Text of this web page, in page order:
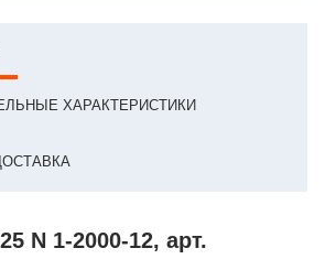
ХАРАКТЕРИСТИКИ
N 1-2000-12, арт.